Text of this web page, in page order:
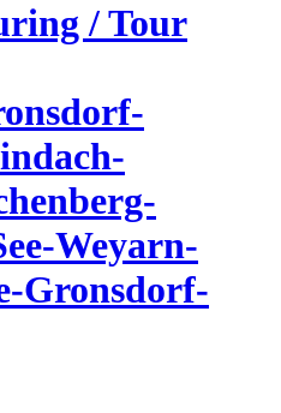
/ Tour
Weyarn-
Gronsdorf-